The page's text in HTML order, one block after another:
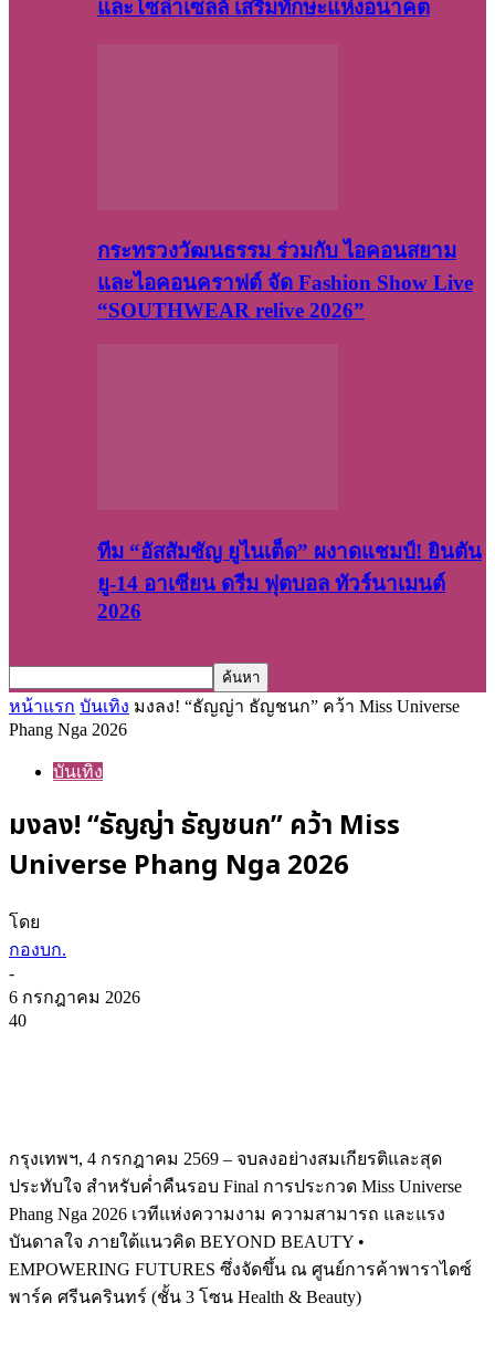
และโซล่าเซลล์ เสริมทักษะแห่งอนาคต
กระทรวงวัฒนธรรม ร่วมกับ ไอคอนสยาม
และไอคอนคราฟต์ จัด Fashion Show Live
“SOUTHWEAR relive 2026”
ทีม “อัสสัมชัญ ยูไนเต็ด” ผงาดแชมป์! ยินตัน
ยู-14 อาเซียน ดรีม ฟุตบอล ทัวร์นาเมนต์
2026
หน้าแรก บันเทิง มงลง! “ธัญญ่า ธัญชนก” คว้า Miss Universe
Phang Nga 2026
บันเทิง
มงลง! “ธัญญ่า ธัญชนก” คว้า Miss
Universe Phang Nga 2026
โดย
กองบก.
-
6 กรกฎาคม 2026
40
กรุงเทพฯ, 4 กรกฎาคม 2569 – จบลงอย่างสมเกียรติและสุด
ประทับใจ สำหรับค่ำคืนรอบ Final การประกวด Miss Universe
Phang Nga 2026 เวทีแห่งความงาม ความสามารถ และแรง
บันดาลใจ ภายใต้แนวคิด BEYOND BEAUTY •
EMPOWERING FUTURES ซึ่งจัดขึ้น ณ ศูนย์การค้าพาราไดซ์
พาร์ค ศรีนครินทร์ (ชั้น 3 โซน Health & Beauty)